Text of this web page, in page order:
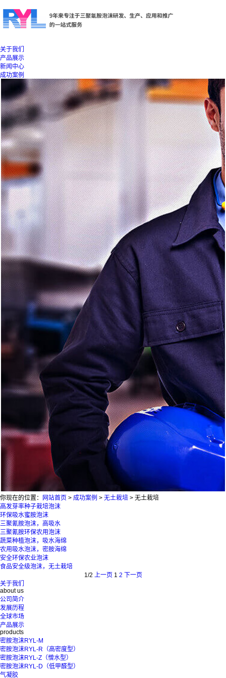
关于我们
产品展示
新闻中心
成功案例
你现在的位置： 网站首页 > 成功案例 > 无土栽培 > 无土栽培
高发芽率种子栽培泡沫
环保吸水蜜胺泡沫
三聚氰胺泡沫，高吸水
三聚氰胺环保农用泡沫
蔬菜种植泡沫，吸水海绵
农用吸水泡沫，密胺海绵
安全环保农业泡沫
食品安全级泡沫，无土栽培
1/2 上一页 1 2
下一页
关于我们
about us
公司简介
发展历程
全球市场
产品展示
products
密胺泡沫RYL-M
密胺泡沫RYL-R（高密度型）
密胺泡沫RYL-Z（憎水型）
密胺泡沫RYL-D（低甲醛型）
气凝胶